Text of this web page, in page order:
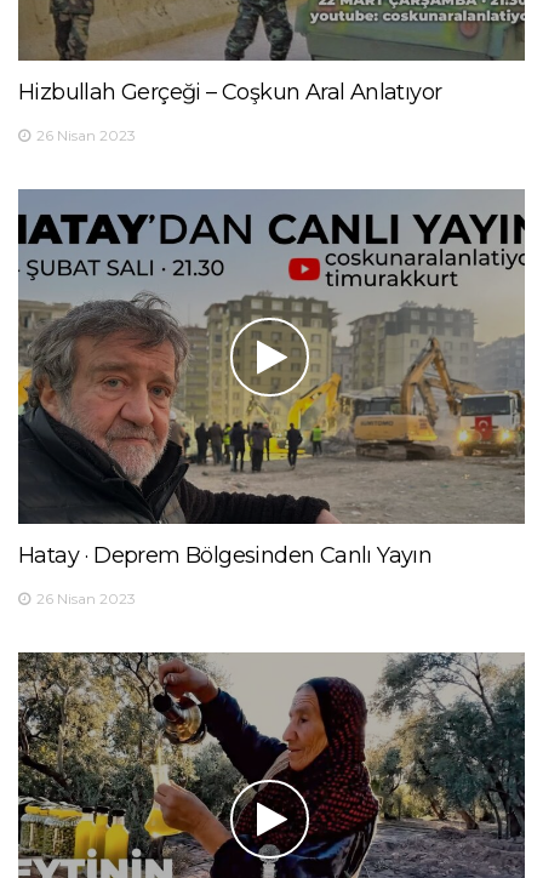
Hizbullah Gerçeği – Coşkun Aral Anlatıyor
26 Nisan 2023
Hatay · Deprem Bölgesinden Canlı Yayın
26 Nisan 2023